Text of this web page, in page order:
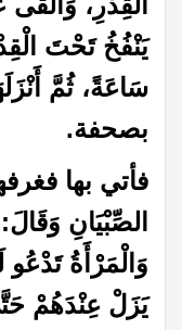
يَنْفُخُ تَحْتَ
سَاعَةً، ثُمَّ
بصحفة.
فأتي بها
الصِّبْيَانِ
وَالْمَرْأَةُ
يَزَلْ عِنْدَهُمْ